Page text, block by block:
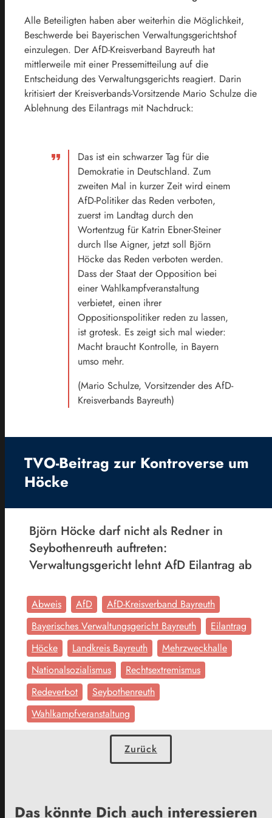
Alle Beteiligten haben aber weiterhin die Möglichkeit,
Beschwerde bei Bayerischen Verwaltungsgerichtshof
einzulegen. Der AfD-Kreisverband Bayreuth hat
mittlerweile mit einer Pressemitteilung auf die
Entscheidung des Verwaltungsgerichts reagiert. Darin
kritisiert der Kreisverbands-Vorsitzende Mario Schulze die
Ablehnung des Eilantrags mit Nachdruck:
Das ist ein schwarzer Tag für die
Demokratie in Deutschland. Zum
zweiten Mal in kurzer Zeit wird einem
AfD-Politiker das Reden verboten,
zuerst im Landtag durch den
Wortentzug für Katrin Ebner-Steiner
durch Ilse Aigner, jetzt soll Björn
Höcke das Reden verboten werden.
Dass der Staat der Opposition bei
einer Wahlkampfveranstaltung
verbietet, einen ihrer
Oppositionspolitiker reden zu lassen,
ist grotesk. Es zeigt sich mal wieder:
Macht braucht Kontrolle, in Bayern
umso mehr.
(Mario Schulze, Vorsitzender des AfD-
Kreisverbands Bayreuth)
TVO-Beitrag zur Kontroverse um
Höcke
Björn Höcke darf nicht als Redner in
Seybothenreuth auftreten:
Verwaltungsgericht lehnt AfD Eilantrag ab
Abweis AfD
AfD-Kreisverband Bayreuth
Bayerisches Verwaltungsgericht Bayreuth
Eilantrag
Höcke
Landkreis Bayreuth
Mehrzweckhalle
Nationalsozialismus
Rechtsextremismus
Redeverbot
Seybothenreuth
Wahlkampfveranstaltung
Zurück
Das könnte Dich auch interessieren